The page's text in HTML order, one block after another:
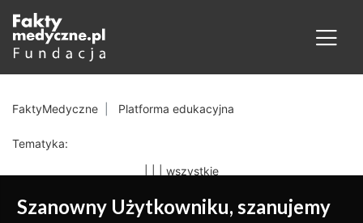
Szanowny Użytkowniku, szanujemy
FaktyMedyczne Platforma edukacyjna
Tematyka:
wszystkie